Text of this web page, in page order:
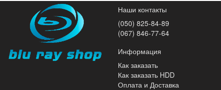
Наши контакты
(050) 825-84-89
(067) 846-77-64
Информация
Как заказать
Как заказать HDD
Оплата и Доставка